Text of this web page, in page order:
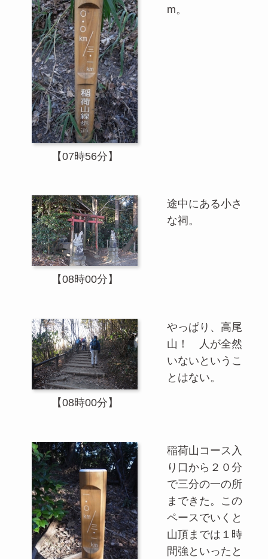
【07時56分】
m。
【08時00分】
途中にある小さ
な祠。
【08時00分】
やっぱり、高尾
山！ 人が全然
いないというこ
とはない。
稲荷山コース入
り口から２０分
で三分の一の所
まできた。この
ペースでいくと
山頂までは１時
間強といったと